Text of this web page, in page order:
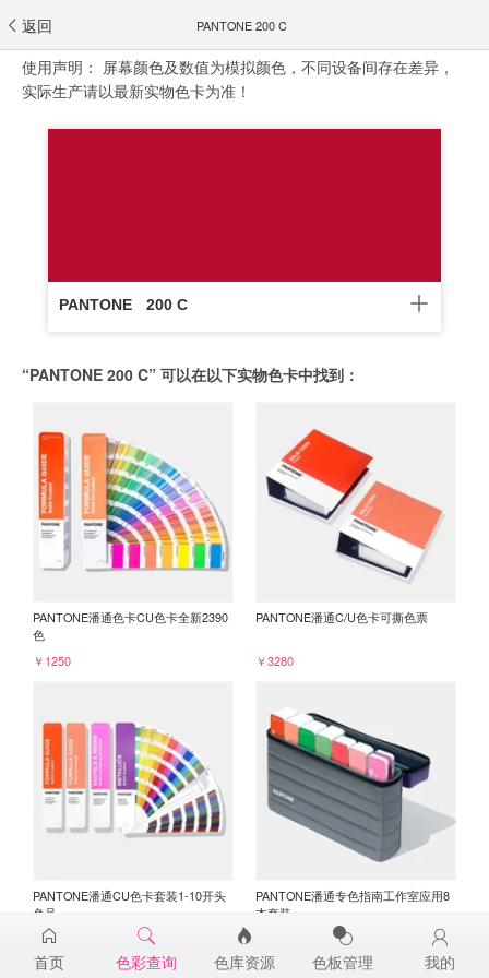
返回 PANTONE 200 C
使用声明： 屏幕颜色及数值为模拟颜色，不同设备间存在差异，
实际生产请以最新实物色卡为准！
PANTONE 200 C
“PANTONE 200 C” 可以在以下实物色卡中找到：
PANTONE潘通色卡CU色卡全新2390
色
￥1250
PANTONE潘通C/U色卡可撕色票
￥3280
PANTONE潘通CU色卡套装1-10开头
色号
￥3045
PANTONE潘通专色指南工作室应用8
本套装
首页 色彩查询 色库资源 色板管理 我的